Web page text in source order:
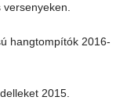
versenyeken.
hangtompítók 2016-
2015.